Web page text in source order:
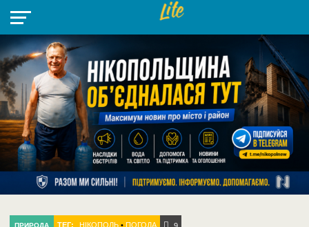
НІКОПОЛЬ
РАЙОН
СІЧЕСЛАВСЬКА
УКРАЇНА
РЕТРО
НІКОПОЛЬ
ЛАЙТ
УКРАЇНА
ДОПОМОГА
РАДІО
ПРИРОДА ТЕГ: НІКОПОЛЬ• ПОГОДА